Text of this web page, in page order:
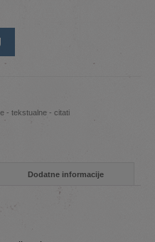
- tekstualne - citati
Dodatne informacije